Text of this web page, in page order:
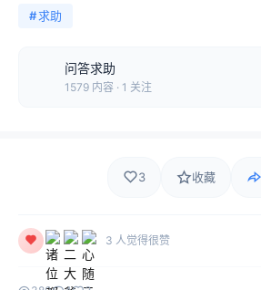
#求助
问答求助
1579 内容 · 1 关注
3 收藏
3 人觉得很赞